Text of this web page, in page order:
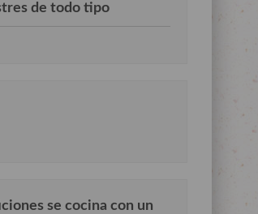
de todo tipo
se cocina con un